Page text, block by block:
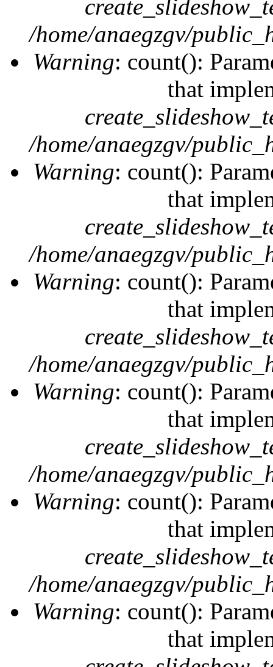
/home/anaegzgv/
Warning: count():
that
/home/anaegzgv/
Warning: count():
that
/home/anaegzgv/
Warning: count():
that
/home/anaegzgv/
Warning: count():
that
/home/anaegzgv/
Warning: count():
that
/home/anaegzgv/
Warning: count():
that